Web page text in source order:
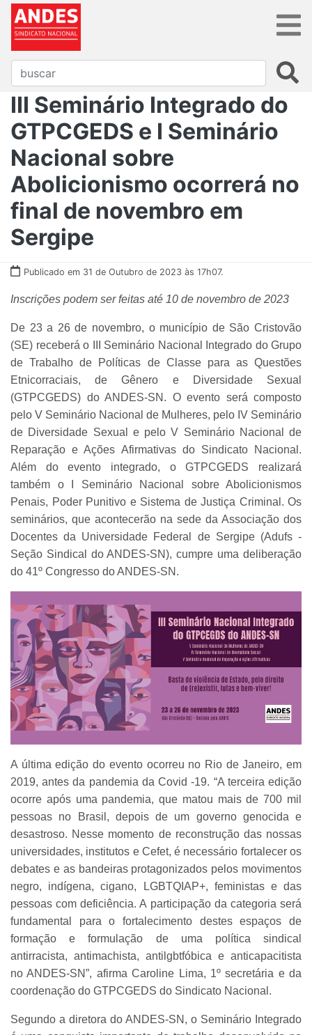
III Seminário Integrado do
GTPCGEDS e I Seminário
Nacional sobre
Abolicionismo ocorrerá no
final de novembro em
Sergipe
Publicado em 31 de Outubro de 2023 às 17h07.
Inscrições podem ser feitas até 10 de novembro de 2023
De 23 a 26 de novembro, o município de São Cristovão
(SE) receberá o III Seminário Nacional Integrado do Grupo
de Trabalho de Políticas de Classe para as Questões
Etnicorraciais, de Gênero e Diversidade Sexual
(GTPCGEDS) do ANDES-SN. O evento será composto
pelo V Seminário Nacional de Mulheres, pelo IV Seminário
de Diversidade Sexual e pelo V Seminário Nacional de
Reparação e Ações Afirmativas do Sindicato Nacional.
Além do evento integrado, o GTPCGEDS realizará
também o I Seminário Nacional sobre Abolicionismos
Penais, Poder Punitivo e Sistema de Justiça Criminal. Os
seminários, que acontecerão na sede da Associação dos
Docentes da Universidade Federal de Sergipe (Adufs -
Seção Sindical do ANDES-SN), cumpre uma deliberação
do 41º Congresso do ANDES-SN.
A última edição do evento ocorreu no Rio de Janeiro, em
2019, antes da pandemia da Covid -19. “A terceira edição
ocorre após uma pandemia, que matou mais de 700 mil
pessoas no Brasil, depois de um governo genocida e
desastroso. Nesse momento de reconstrução das nossas
universidades, institutos e Cefet, é necessário fortalecer os
debates e as bandeiras protagonizados pelos movimentos
negro, indígena, cigano, LGBTQIAP+, feministas e das
pessoas com deficiência. A participação da categoria será
fundamental para o fortalecimento destes espaços de
formação e formulação de uma política sindical
antirracista, antimachista, antilgbtfóbica e anticapacitista
no ANDES-SN”, afirma Caroline Lima, 1º secretária e da
coordenação do GTPCGEDS do Sindicato Nacional.
Segundo a diretora do ANDES-SN, o Seminário Integrado